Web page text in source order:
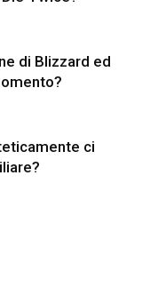
di Blizzard ed
ci